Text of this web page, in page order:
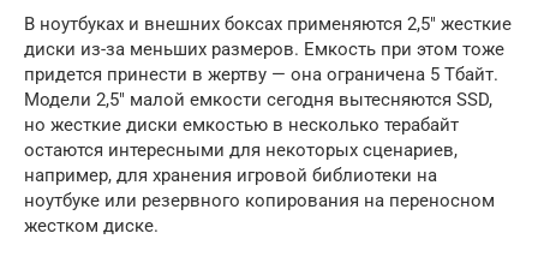
В ноутбуках и внешних боксах применяются 2,5″ жесткие
диски из-за меньших размеров. Емкость при этом тоже
придется принести в жертву — она ограничена 5 Тбайт.
Модели 2,5″ малой емкости сегодня вытесняются SSD,
но жесткие диски емкостью в несколько терабайт
остаются интересными для некоторых сценариев,
например, для хранения игровой библиотеки на
ноутбуке или резервного копирования на переносном
жестком диске.